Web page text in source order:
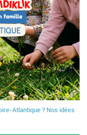
Atlantique ? Nos idées